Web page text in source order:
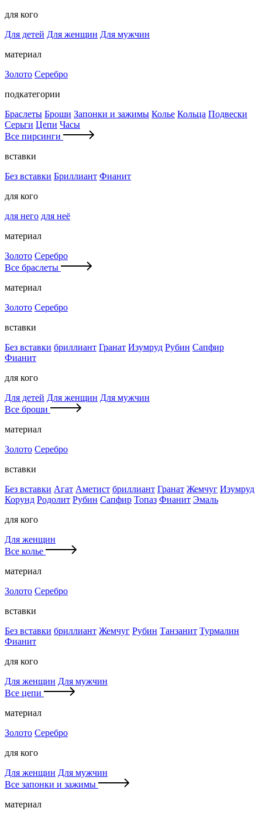
для кого
Для детей Для женщин Для мужчин
материал
Золото Серебро
подкатегории
Браслеты Броши Запонки и зажимы Колье Кольца Подвески
Серьги Цепи Часы
Все пирсинги
вставки
Без вставки Бриллиант Фианит
для кого
для него для неё
материал
Золото Серебро
Все браслеты
материал
Золото Серебро
вставки
Без вставки бриллиант Гранат Изумруд Рубин Сапфир
Фианит
для кого
Для детей Для женщин Для мужчин
Все броши
материал
Золото Серебро
вставки
Без вставки Агат Аметист бриллиант Гранат Жемчуг Изумруд
Корунд Родолит Рубин Сапфир Топаз Фианит Эмаль
для кого
Для женщин
Все колье
материал
Золото Серебро
вставки
Без вставки бриллиант Жемчуг Рубин Танзанит Турмалин
Фианит
для кого
Для женщин Для мужчин
Все цепи
материал
Золото Серебро
для кого
Для женщин Для мужчин
Все запонки и зажимы
материал